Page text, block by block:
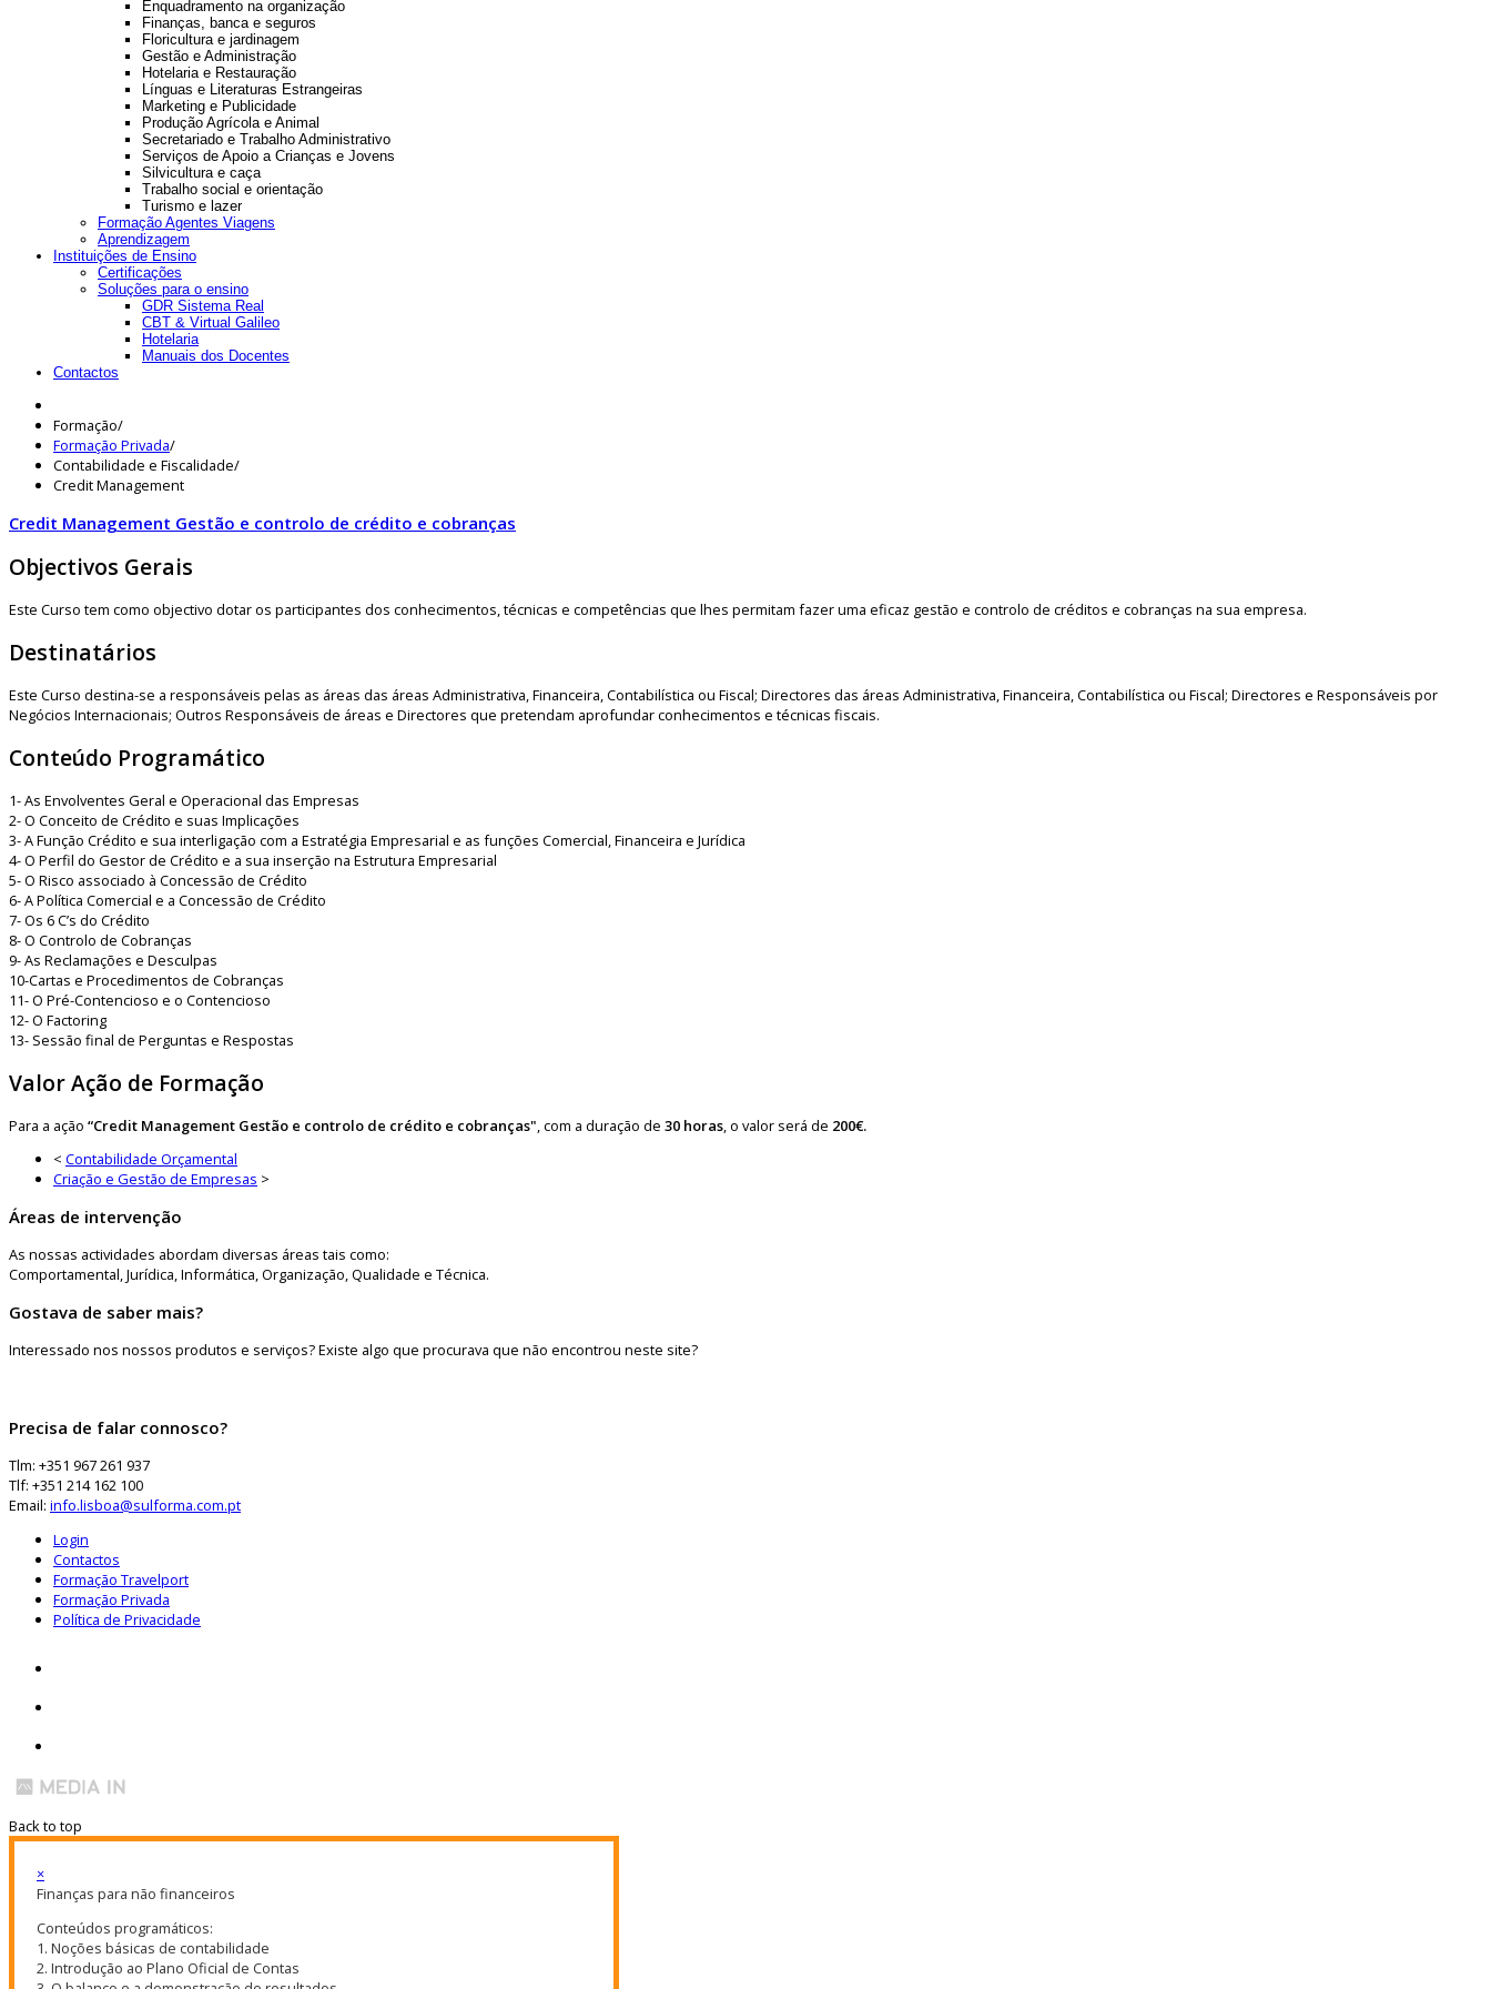
Enquadramento na organização
Finanças, banca e seguros
Floricultura e jardinagem
Gestão e Administração
Hotelaria e Restauração
Línguas e Literaturas Estrangeiras
Marketing e Publicidade
Produção Agrícola e Animal
Secretariado e Trabalho Administrativo
Serviços de Apoio a Crianças e Jovens
Silvicultura e caça
Trabalho social e orientação
Turismo e lazer
Formação Agentes Viagens
Aprendizagem
Instituições de Ensino
Certificações
Soluções para o ensino
GDR Sistema Real
CBT & Virtual Galileo
Hotelaria
Manuais dos Docentes
Contactos
Formação/
Formação Privada/
Contabilidade e Fiscalidade/
Credit Management
Credit Management Gestão e controlo de crédito e cobranças
Objectivos Gerais
Este Curso tem como objectivo dotar os participantes dos conhecimentos, técnicas e competências que lhes permitam fazer uma eficaz gestão e controlo de créditos e cobranças na sua empresa.
Destinatários
Este Curso destina-se a responsáveis pelas as áreas das áreas Administrativa, Financeira, Contabilística ou Fiscal; Directores das áreas Administrativa, Financeira, Contabilística ou Fiscal; Directores e Responsáveis por
Negócios Internacionais; Outros Responsáveis de áreas e Directores que pretendam aprofundar conhecimentos e técnicas fiscais.
Conteúdo Programático
1- As Envolventes Geral e Operacional das Empresas
2- O Conceito de Crédito e suas Implicações
3- A Função Crédito e sua interligação com a Estratégia Empresarial e as funções Comercial, Financeira e Jurídica
4- O Perfil do Gestor de Crédito e a sua inserção na Estrutura Empresarial
5- O Risco associado à Concessão de Crédito
6- A Política Comercial e a Concessão de Crédito
7- Os 6 C’s do Crédito
8- O Controlo de Cobranças
9- As Reclamações e Desculpas
10-Cartas e Procedimentos de Cobranças
11- O Pré-Contencioso e o Contencioso
12- O Factoring
13- Sessão final de Perguntas e Respostas
Valor Ação de Formação
Para a ação “Credit Management Gestão e controlo de crédito e cobranças" , com a duração de 30 horas , o valor será de 200€.
< Contabilidade Orçamental
Criação e Gestão de Empresas >
Áreas de intervenção
As nossas actividades abordam diversas áreas tais como:
Comportamental, Jurídica, Informática, Organização, Qualidade e Técnica.
Gostava de saber mais?
Interessado nos nossos produtos e serviços? Existe algo que procurava que não encontrou neste site?
Precisa de falar connosco?
Tlm: +351 967 261 937
Tlf: +351 214 162 100
Email: info.lisboa@sulforma.com.pt
Login
Contactos
Formação Travelport
Formação Privada
Política de Privacidade
Back to top
×
Finanças para não financeiros
Conteúdos programáticos:
1. Noções básicas de contabilidade
2. Introdução ao Plano Oficial de Contas